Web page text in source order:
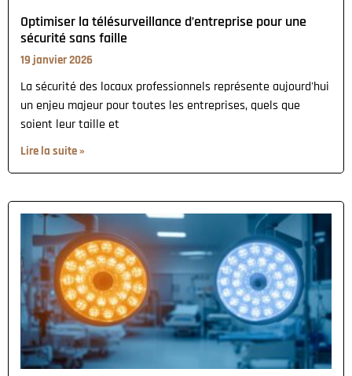
Optimiser la télésurveillance d’entreprise pour une
sécurité sans faille
19 janvier 2026
La sécurité des locaux professionnels représente aujourd'hui
un enjeu majeur pour toutes les entreprises, quels que
soient leur taille et
Lire la suite »